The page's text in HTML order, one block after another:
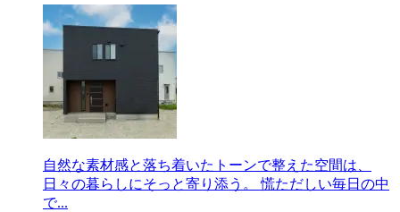
自然な素材感と落ち着いたトーンで整えた空間は、
日々の暮らしにそっと寄り添う。 慌ただしい毎日の中
で...